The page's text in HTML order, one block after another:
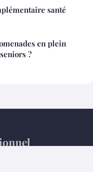
santé
en plein
?